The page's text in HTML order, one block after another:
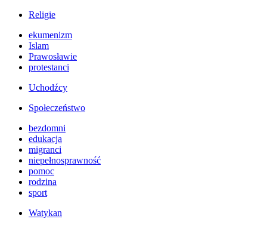
Religie
ekumenizm
Islam
Prawosławie
protestanci
Uchodźcy
Społeczeństwo
bezdomni
edukacja
migranci
niepełnosprawność
pomoc
rodzina
sport
Watykan